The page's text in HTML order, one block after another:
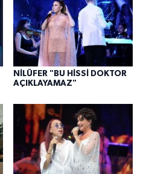
NİLÜFER "BU HİSSİ DOKTOR
AÇIKLAYAMAZ"